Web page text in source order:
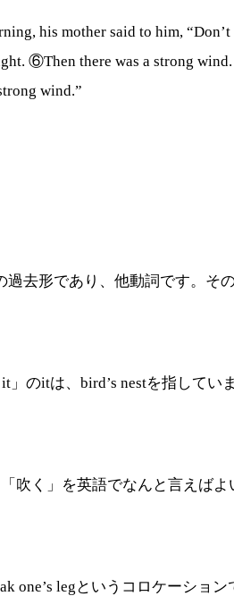
his mother said to him,
⑥Then there was a strong
wind.”
去形であり、他動詞です。そ
のitは、bird’s nestを指していま
く」を英語でなんと言えばよ
legというコロケーション